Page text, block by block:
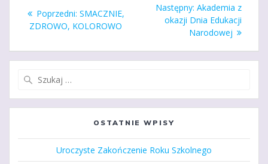
wpisu
Poprzedni: Poprzedni
wpis:
SMACZNIE,
ZDROWO, KOLOROWO
Następny: Następny
wpis:
Akademia z
okazji Dnia Edukacji
Narodowej
OSTATNIE WPISY
Uroczyste Zakończenie Roku Szkolnego